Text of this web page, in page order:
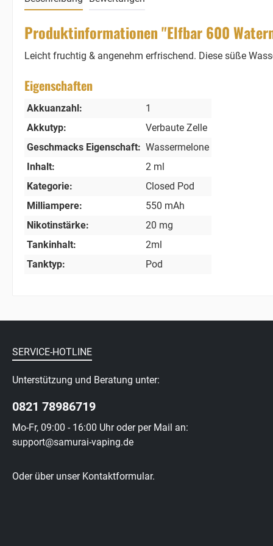
Produktinformationen "Elfbar 600
Leicht fruchtig & angenehm erfrischend. Diese süße
Eigenschaften
Akkuanzahl:
1
Akkutyp:
Verbaute Zelle
Geschmacks Eigenschaft: Wassermelone
Inhalt:
2 ml
Kategorie:
Closed Pod
Milliampere:
550 mAh
Nikotinstärke:
20 mg
Tankinhalt:
2ml
Tanktyp:
Pod
SERVICE-HOTLINE
Unterstützung und Beratung unter:
0821 78986719
Mo-Fr, 09:00 - 16:00 Uhr oder per Mail an:
support@samurai-vaping.de
Oder über unser Kontaktformular.